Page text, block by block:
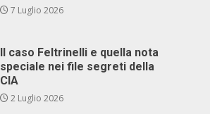
7 Luglio 2026
Il caso Feltrinelli e quella nota
speciale nei file segreti della
CIA
2 Luglio 2026